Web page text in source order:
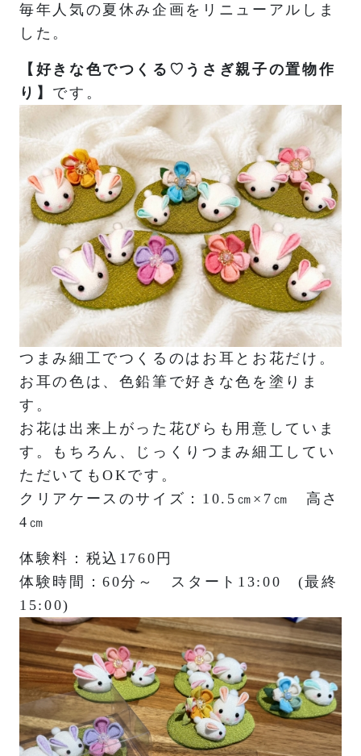
毎年人気の夏休み企画をリニューアルしま
した。
【好きな色でつくる♡うさぎ親子の置物作
り】 です。
つまみ細工でつくるのはお耳とお花だけ。
お耳の色は、色鉛筆で好きな色を塗りま
す。
お花は出来上がった花びらも用意していま
す。もちろん、じっくりつまみ細工してい
ただいてもOKです。
クリアケースのサイズ：10.5㎝×7㎝ 高さ
4㎝
体験料：税込1760円
体験時間：60分～ スタート13:00 (最終
15:00)